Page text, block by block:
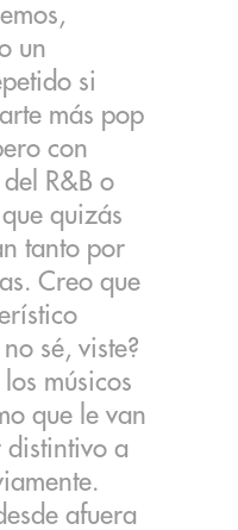
un
si
más pop
con
R&B o
quizás
tanto por
Creo que
sé, viste?
músicos
que le van
distintivo a
afuera